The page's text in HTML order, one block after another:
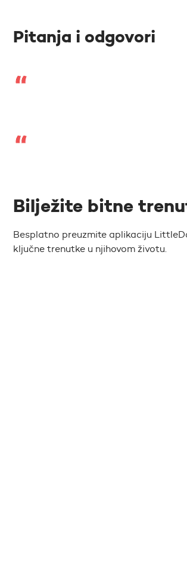
Pitanja i odgovori
Bilježite bitne
Besplatno preuzmite aplikaciju
ključne trenutke u njihovom životu.